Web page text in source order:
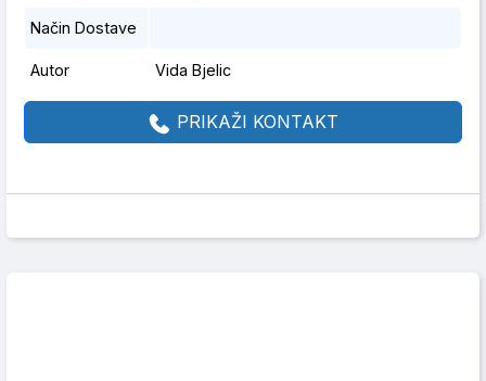
Način Dostave
Autor Vida Bjelic
PRIKAŽI KONTAKT